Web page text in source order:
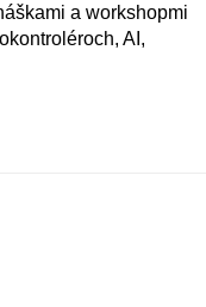
a workshopmi
AI,